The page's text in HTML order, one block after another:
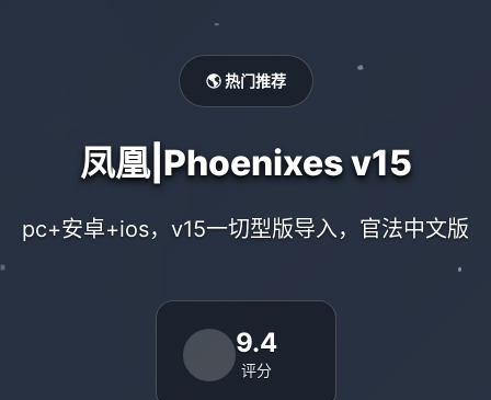
🌎 热门推荐
凤凰|Phoenixes v15
pc+安卓+ios，v15一切型版导入，官法中文版
9.4
评分